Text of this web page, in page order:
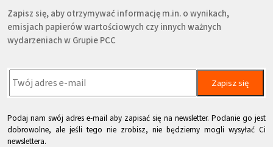
Zapisz się, aby otrzymywać informację m.in. o wynikach,
emisjach papierów wartościowych czy innych ważnych
wydarzeniach w Grupie PCC
Zapisz się
Podaj nam swój adres e-mail aby zapisać się na newsletter. Podanie go jest
dobrowolne, ale jeśli tego nie zrobisz, nie będziemy mogli wysyłać Ci
newslettera.